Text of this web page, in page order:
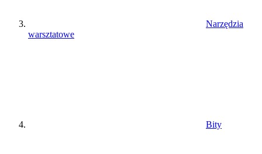
Narzędzia
warsztatowe
Bity